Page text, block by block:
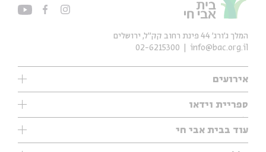
אירועים
אנגלית
ספריית וידאו
עוד בבית אבי חי
המלך ג'ורג' 44 פינת רחוב קק״ל, ירושלים
info@bac.org.il
02-6215300